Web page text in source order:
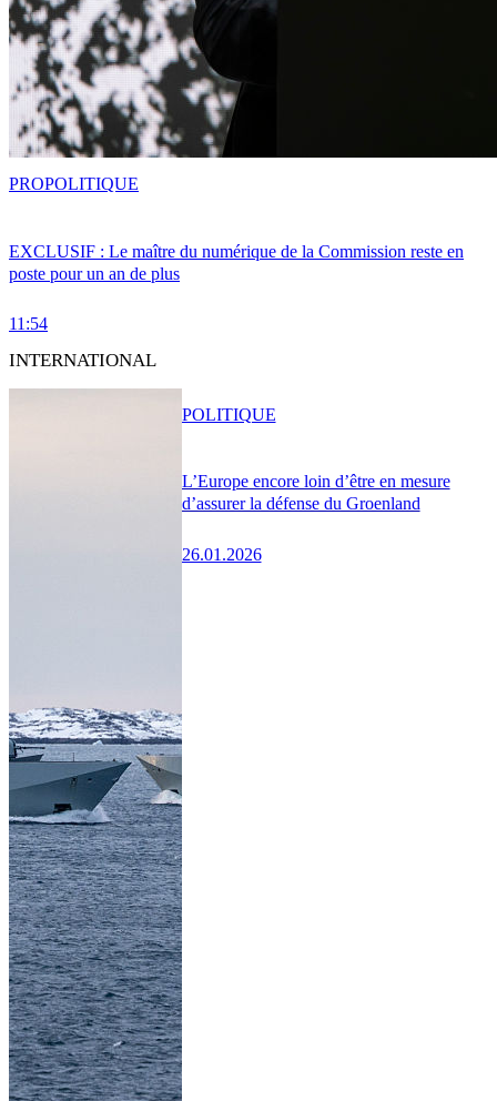
EXCLUSIF : Le maître du numérique de la Commission reste en
poste pour un an de plus
11:54
PROPOLITIQUE
INTERNATIONAL
L’Europe encore loin d’être en mesure
d’assurer la défense du Groenland
26.01.2026
POLITIQUE